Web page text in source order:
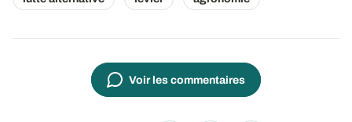
Voir les commentaires